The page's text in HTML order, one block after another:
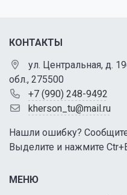
КОНТАКТЫ
ул. Центральная, д.
обл., 275500
+7 (990) 248-9492
kherson_tu@mail.ru
Нашли ошибку?
Выделите и нажмите
МЕНЮ